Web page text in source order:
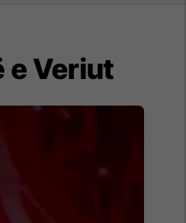
e Veriut